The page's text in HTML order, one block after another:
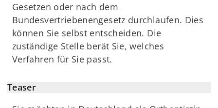
Gesetzen oder nach dem
Bundesvertriebenengesetz durchlaufen. Dies
können Sie selbst entscheiden. Die
zuständige Stelle berät Sie, welches
Verfahren für Sie passt.
Teaser